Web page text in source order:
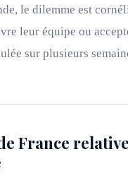
le dilemme est
leur équipe ou
sur plusieurs
France